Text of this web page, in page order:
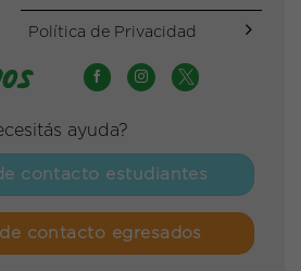
Política de Privacidad
ayuda?
contacto estudiantes
contacto egresados